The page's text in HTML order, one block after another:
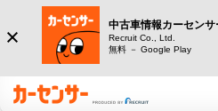
中古車情報カーセンサ
Recruit Co., Ltd.
無料 － Google Play